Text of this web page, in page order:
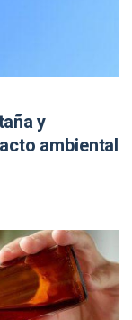
y
ambiental